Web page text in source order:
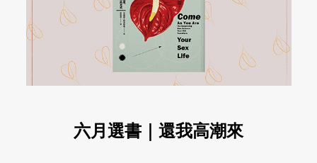
六月選書｜還我高潮來